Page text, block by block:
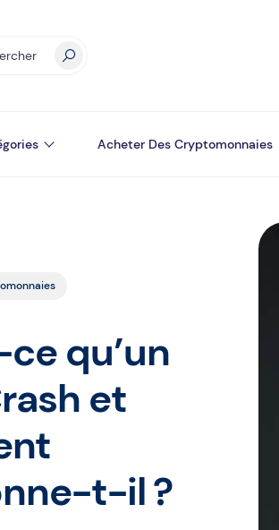
Acheter Des Cryptomonnaies
qu’un
et
t-il ?